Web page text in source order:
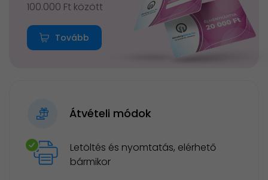
100.000 Ft között
Tovább
Átvételi módok
Letöltés és nyomtatás, elérhető
bármikor